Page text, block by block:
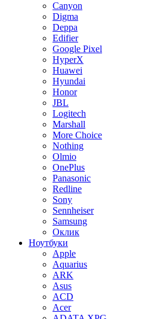
Canyon
Digma
Deppa
Edifier
Google Pixel
HyperX
Huawei
Hyundai
Honor
JBL
Logitech
Marshall
More Choice
Nothing
Olmio
OnePlus
Panasonic
Redline
Sony
Sennheiser
Samsung
Оклик
Ноутбуки
Apple
Aquarius
ARK
Asus
ACD
Acer